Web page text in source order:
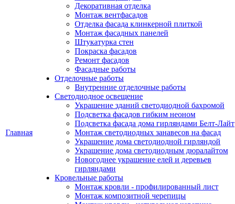
Главная
Декоративная отделка
Монтаж вентфасадов
Отделка фасада клинкерной плиткой
Монтаж фасадных панелей
Штукатурка стен
Покраска фасадов
Ремонт фасадов
Фасадные работы
Отделочные работы
Внутренние отделочные работы
Светодиодное освещение
Украшение зданий светодиодной бахромой
Подсветка фасадов гибким неоном
Подсветка фасада дома гирляндами Белт-Лайт
Монтаж светодиодных занавесов на фасад
Украшение дома светодиодной гирляндой
Украшение дома светодиодным дюралайтом
Новогоднее украшение елей и деревьев
гирляндами
Кровельные работы
Монтаж кровли - профилированный лист
Монтаж композитной черепицы